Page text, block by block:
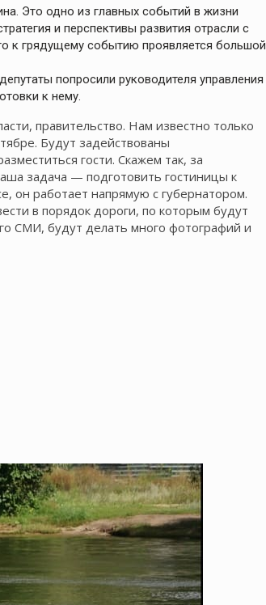
Это одно из главных событий в жизни
и перспективы развития отрасли с
к грядущему событию проявляется большой
попросили руководителя управления
к нему.
правительство. Нам известно только
Будут задействованы
гости. Скажем так, за
задача — подготовить гостиницы к
он работает напрямую с губернатором.
в порядок дороги, по которым будут
СМИ, будут делать много фотографий и